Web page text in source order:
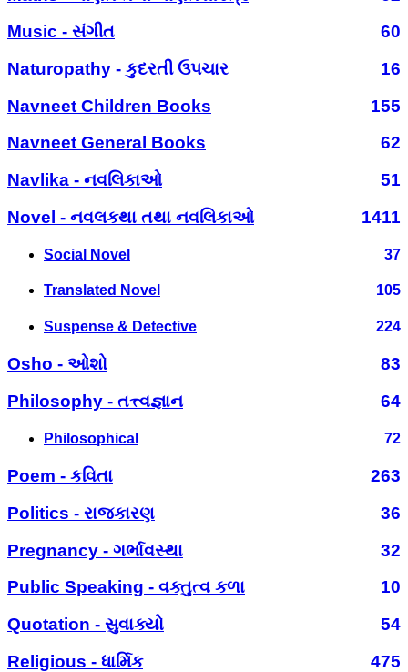
Music - સંગીત
60
Naturopathy - કુદરતી ઉપચાર
16
Navneet Children Books
155
Navneet General Books
62
Navlika - નવલિકાઓ
51
Novel - નવલકથા તથા નવલિકાઓ
1411
Social Novel 37
Translated Novel 105
Suspense & Detective 224
Osho - ઓશો
83
Philosophy - તત્ત્વજ્ઞાન
64
Philosophical 72
Poem - કવિતા
263
Politics - રાજકારણ
36
Pregnancy - ગર્ભાવસ્થા
32
Public Speaking - વક્તુત્વ કળા
10
Quotation - સુવાક્યો
54
Religious - ધાર્મિક
475